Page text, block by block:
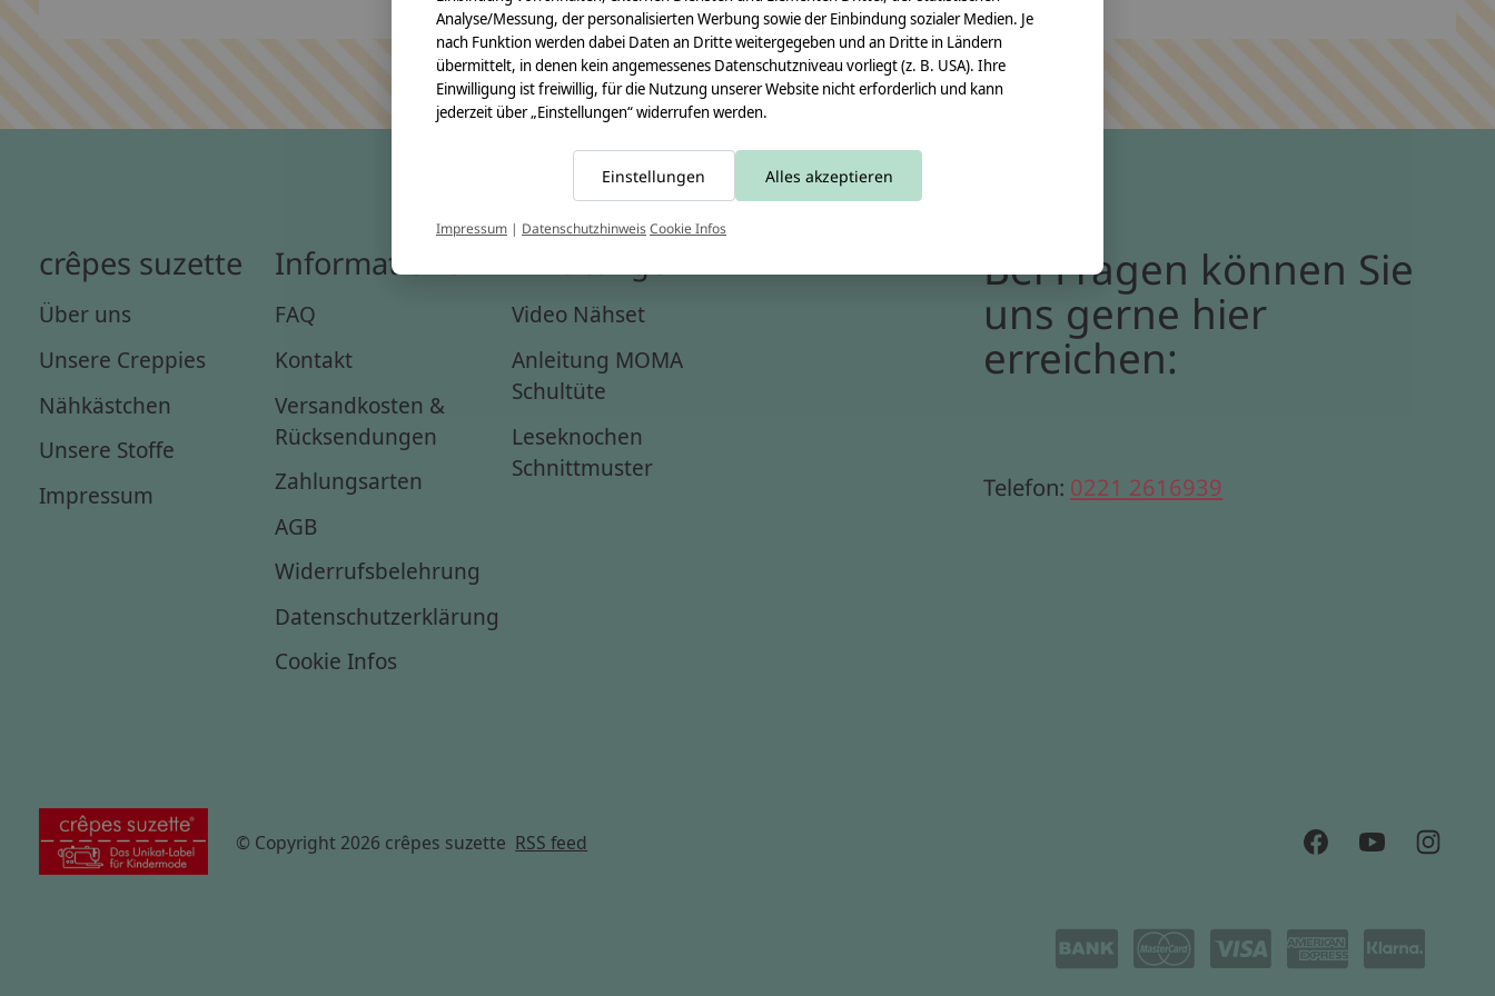
crêpes suzette
Über uns
Unsere Creppies
Nähkästchen
Unsere Stoffe
Impressum
Informationen
FAQ
Kontakt
Versandkosten &
Rücksendungen
Zahlungsarten
AGB
Widerrufsbelehrung
Datenschutzerklärung
Cookie Infos
Video Nähset
Anleitung MOMA
Schultüte
Leseknochen
Schnittmuster
Bei Fragen können Sie
uns gerne hier
erreichen:
Telefon: 0221 2616939
© Copyright 2026 crêpes suzette RSS feed
Analyse/Messung, der personalisierten Werbung sowie der Einbindung sozialer Medien. Je
nach Funktion werden dabei Daten an Dritte weitergegeben und an Dritte in Ländern
übermittelt, in denen kein angemessenes Datenschutzniveau vorliegt (z. B. USA). Ihre
Einwilligung ist freiwillig, für die Nutzung unserer Website nicht erforderlich und kann
jederzeit über „Einstellungen“ widerrufen werden.
Einstellungen Alles akzeptieren
Impressum | DatenschutzhinweisCookie Infos